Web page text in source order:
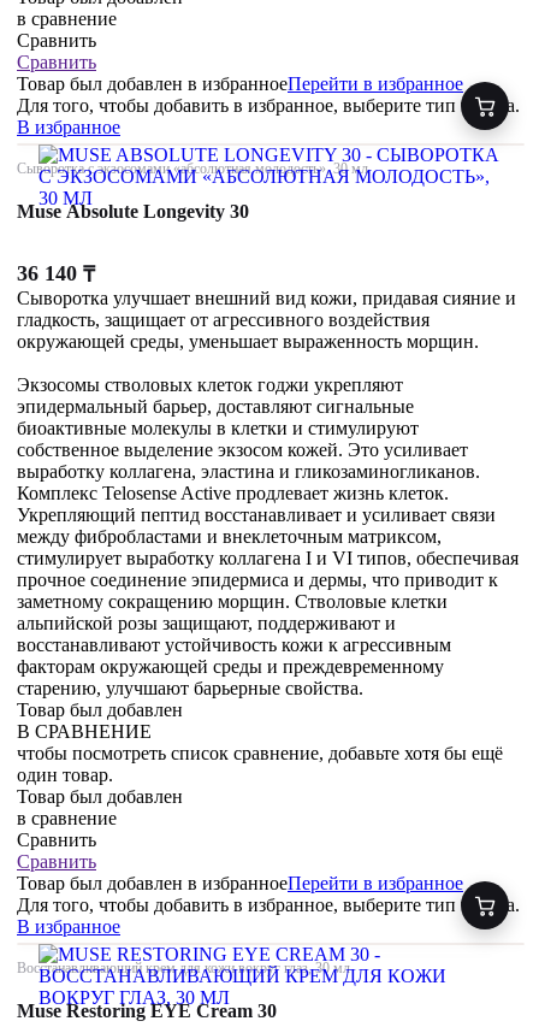
в сравнение
Сравнить
Сравнить
Товар был добавлен в избранноеПерейти в избранное
Для того, чтобы добавить в избранное, выберите тип товара.
В избранное
Сыворотка с экзосомами «абсолютная молодость», 30 мл
Muse Absolute Longevity 30
36 140 ₸
Сыворотка улучшает внешний вид кожи, придавая сияние и
гладкость, защищает от агрессивного воздействия
окружающей среды, уменьшает выраженность морщин.
Экзосомы стволовых клеток годжи укрепляют
эпидермальный барьер, доставляют сигнальные
биоактивные молекулы в клетки и стимулируют
собственное выделение экзосом кожей. Это усиливает
выработку коллагена, эластина и гликозаминогликанов.
Комплекс Telosense Active продлевает жизнь клеток.
Укрепляющий пептид восстанавливает и усиливает связи
между фибробластами и внеклеточным матриксом,
стимулирует выработку коллагена I и VI типов, обеспечивая
прочное соединение эпидермиса и дермы, что приводит к
заметному сокращению морщин. Стволовые клетки
альпийской розы защищают, поддерживают и
восстанавливают устойчивость кожи к агрессивным
факторам окружающей среды и преждевременному
старению, улучшают барьерные свойства.
Товар был добавлен
В СРАВНЕНИЕ
чтобы посмотреть список сравнение, добавьте хотя бы ещё
один товар.
Товар был добавлен
в сравнение
Сравнить
Сравнить
Товар был добавлен в избранноеПерейти в избранное
Для того, чтобы добавить в избранное, выберите тип товара.
В избранное
Восстанавливающий крем для кожи вокруг глаз, 30 мл
Muse Restoring EYE Cream 30